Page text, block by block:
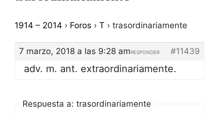
1914 – 2014 › Foros › T › trasordinariamente
7 marzo, 2018 a las 9:28 am #11439
RESPONDER
adv. m. ant. extraordinariamente.
Respuesta a: trasordinariamente